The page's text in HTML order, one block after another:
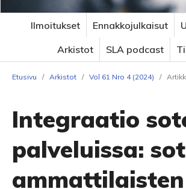
Ilmoitukset Ennakkojulkaisut
Arkistot
SLA podcast
Etusivu / Arkistot / Vol 61 Nro 4 (2024) /
Integraatio
palveluissa:
ammattilaisten